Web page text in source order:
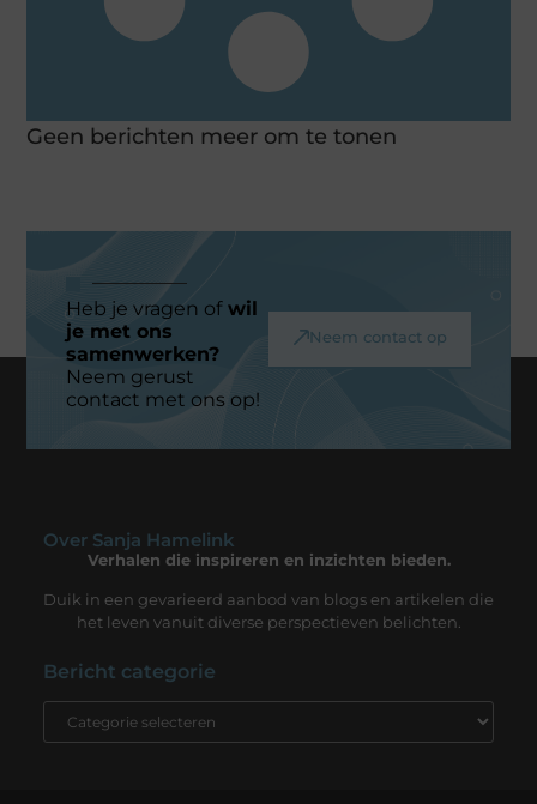
Geen berichten meer om te tonen
Heb je vragen ofwil
je met ons
samenwerken?
Neem gerust
contact met ons op!
Neem contact op
Over Sanja Hamelink
Verhalen die inspireren en inzichten bieden.
Duik in een gevarieerd aanbod van blogs en artikelen die
het leven vanuit diverse perspectieven belichten.
Bericht categorie